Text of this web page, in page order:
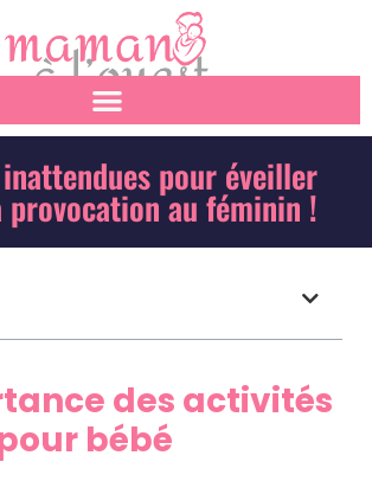
pour éveiller
provocation au féminin !
des activités
bébé